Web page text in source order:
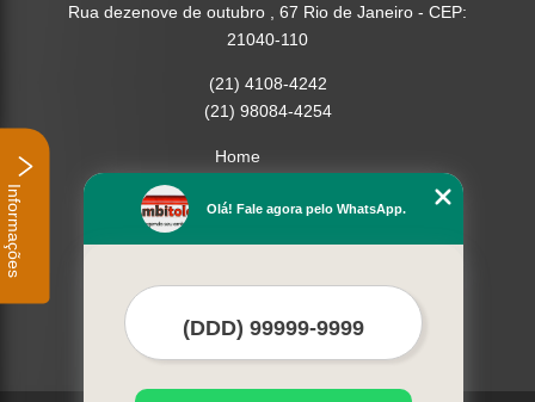
Rua dezenove de outubro , 67 Rio de Janeiro - CEP:
21040-110
(21) 4108-4242
(21) 98084-4254
Home
Missão
Mais Serviços
Olá! Fale agora pelo WhatsApp.
Informações